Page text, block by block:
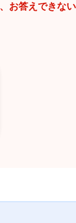
お答えできな